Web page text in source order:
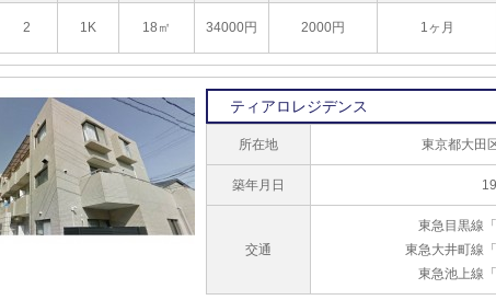
2 1K 18㎡ 34000円 2000円 1ヶ月
ティアロレジデンス
所在地 東京都大田
築年月日
交通
東急目黒線
東急大井町線
東急池上線